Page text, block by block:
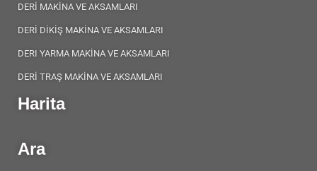
DERİ MAKİNA VE AKSAMLARI
DERİ DİKİŞ MAKİNA VE AKSAMLARI
DERI YARMA MAKİNA VE AKSAMLARI
DERİ TRAŞ MAKİNA VE AKSAMLARI
Harita
Ara